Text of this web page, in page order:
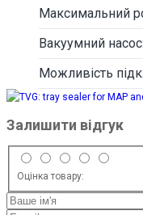
Максимальний
Вакуумний насос:
Можливість
Залишити відгук
Оцінка товару: